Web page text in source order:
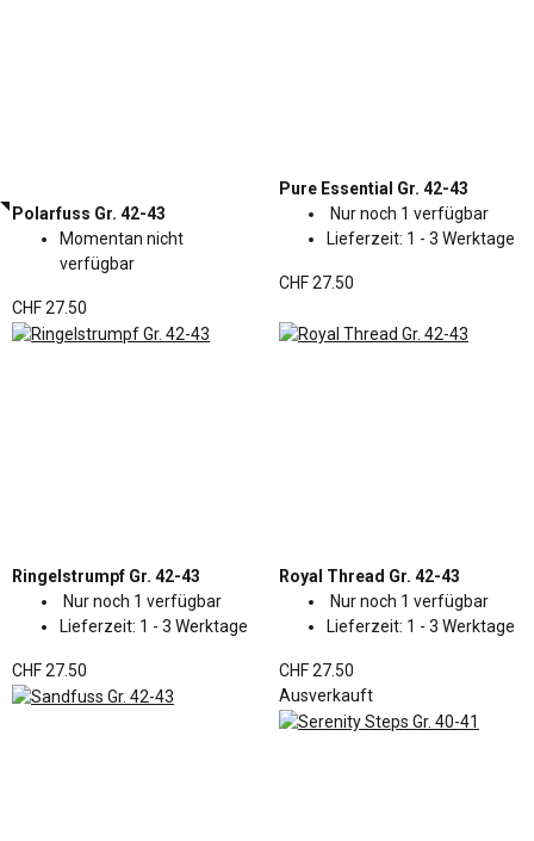
Polarfuss Gr. 42-43
Momentan nicht
verfügbar
CHF 27.50
Pure Essential Gr. 42-43
Nur noch 1 verfügbar
Lieferzeit: 1 - 3 Werktage
CHF 27.50
Ringelstrumpf Gr. 42-43
Nur noch 1 verfügbar
Lieferzeit: 1 - 3 Werktage
CHF 27.50
Royal Thread Gr. 42-43
Nur noch 1 verfügbar
Lieferzeit: 1 - 3 Werktage
CHF 27.50
Ausverkauft